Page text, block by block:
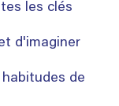
les clés
d'imaginer
de